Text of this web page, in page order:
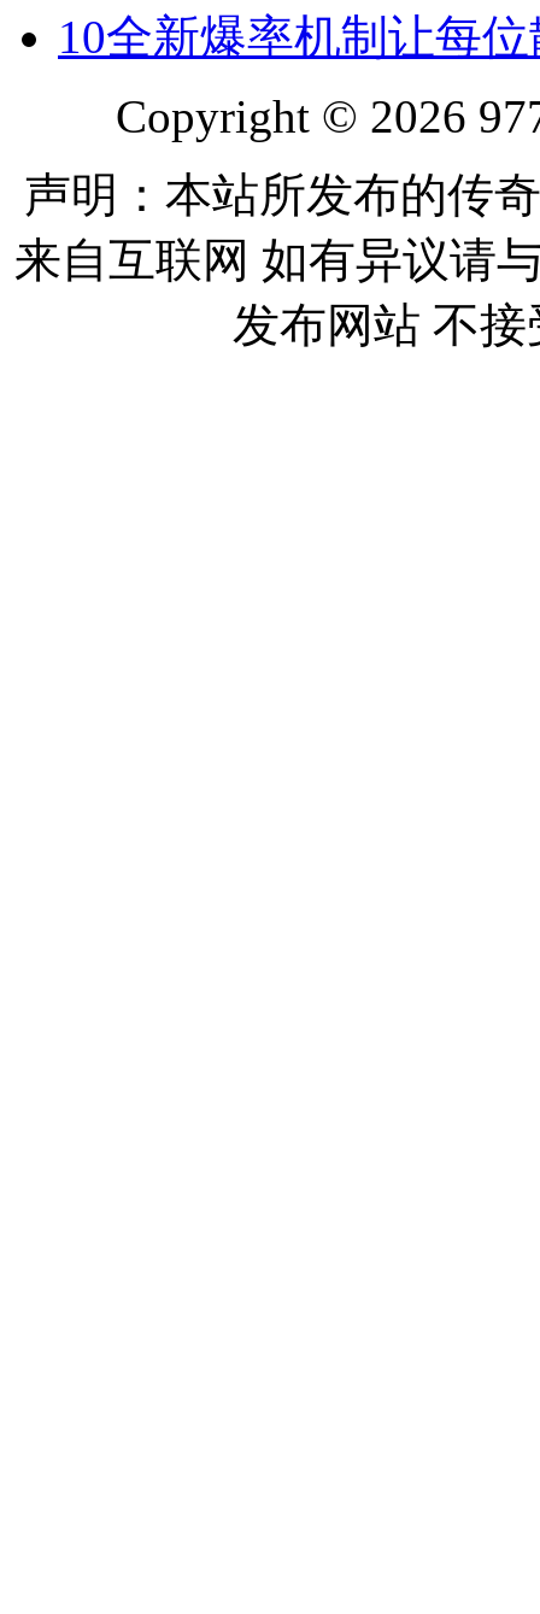
10全新爆率机制让每
Copyright © 2026
声明：本站所发布的传
来自互联网 如有异议请
发布网站 不